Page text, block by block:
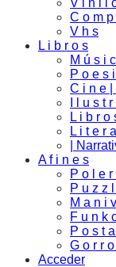
V i n i l
C o m
V h s
L i b r o s
M ú s i
P o e s
C i n e |
I l u s t
L i b r o
L i t e r
|
A f i n e s
P o l e r
P u z z l
M a n i
F u n k
P o s t
G o r r o
Acceder